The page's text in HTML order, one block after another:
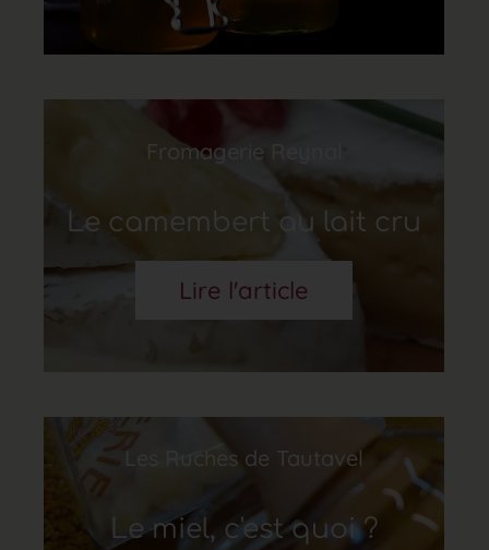
Fromagerie Reynal
Le camembert au lait cru
Lire l'article
Les Ruches de Tautavel
Le miel, c'est quoi ?